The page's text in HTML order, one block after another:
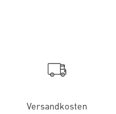
Versandkosten